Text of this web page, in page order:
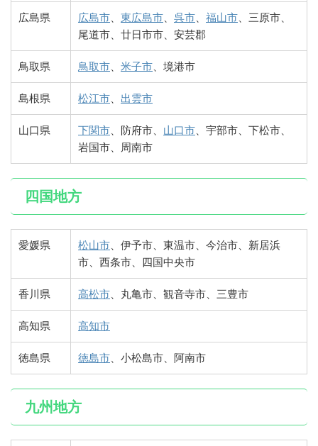
広島県 広島市、 東広島市、 呉市、 福山市、三原市、
尾道市、廿日市市、安芸郡
鳥取県 鳥取市、 米子市、境港市
島根県 松江市、 出雲市
山口県 下関市、防府市、 山口市、宇部市、下松市、
岩国市、周南市
四国地方
愛媛県 松山市、伊予市、東温市、今治市、新居浜
市、西条市、四国中央市
香川県 高松市、丸亀市、観音寺市、三豊市
高知県 高知市
徳島県 徳島市、小松島市、阿南市
九州地方